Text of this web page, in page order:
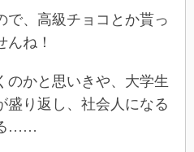
で、高級チョコとか貰っ
ね！
のかと思いきや、大学生
盛り返し、社会人になる
る……